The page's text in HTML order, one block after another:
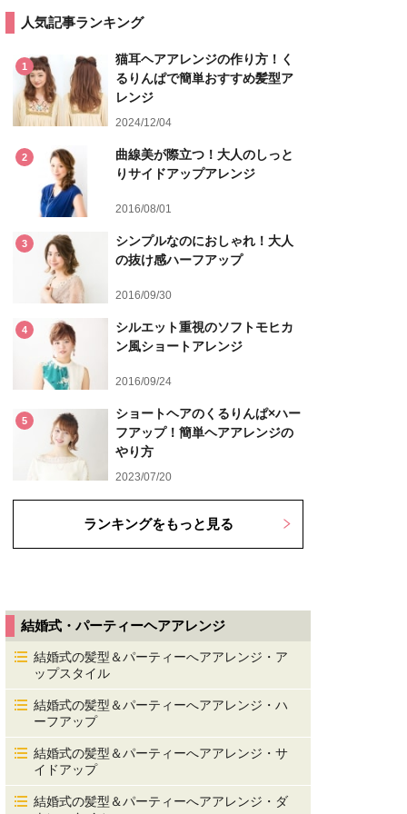
人気記事ランキング
1
猫耳ヘアアレンジの作り方！く
るりんぱで簡単おすすめ髪型ア
レンジ
2024/12/04
2
曲線美が際立つ！大人のしっと
りサイドアップアレンジ
2016/08/01
3
シンプルなのにおしゃれ！大人
の抜け感ハーフアップ
2016/09/30
4
シルエット重視のソフトモヒカ
ン風ショートアレンジ
2016/09/24
5
ショートヘアのくるりんぱ×ハー
フアップ！簡単ヘアアレンジの
やり方
2023/07/20
ランキングをもっと見る
結婚式・パーティーヘアアレンジ
結婚式の髪型＆パーティーへアアレンジ・ア
ップスタイル
結婚式の髪型＆パーティーへアアレンジ・ハ
ーフアップ
結婚式の髪型＆パーティーへアアレンジ・サ
イドアップ
結婚式の髪型＆パーティーへアアレンジ・ダ